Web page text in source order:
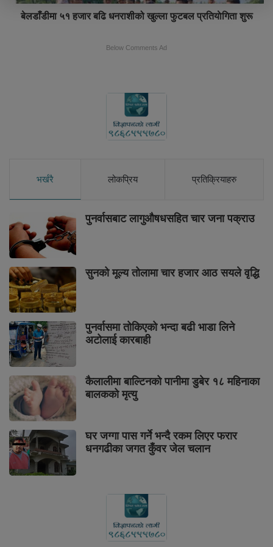
बेलडाँडीमा ५१ हजार बढि धनराशीको खुल्ला फुटबल प्रतियाेगिता शुरू
Below Comments Ad
भर्खरै लोकप्रिय प्रतिक्रियाहरु
पुनर्वासबाट लागुऔषधसहित चार जना पक्राउ
सुनको मूल्य तोलामा चार हजार आठ सयले वृद्धि
पुनर्वासमा तोकिएको भन्दा बढी भाडा लिने
अटोलाई कारबाही
कैलालीमा बाल्टिनको पानीमा डुबेर १८ महिनाका
बालकको मृत्यु
घर जग्गा पास गर्ने भन्दै रकम लिएर फरार
धनगढीका जगत कुँवर जेल चलान